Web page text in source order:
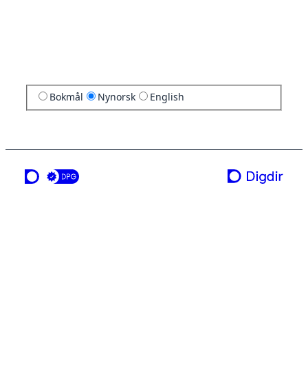
Bokmål Nynorsk English